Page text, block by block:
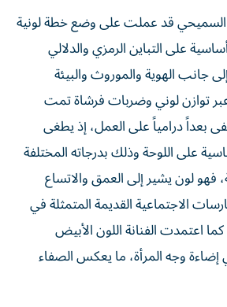
قد عملت على وضع خطة لونية
على التباين الرمزي والدلالي
جانب الهوية والموروث والبيئة
توازن لوني وضربات فرشاة تمت
بعداً درامياً على العمل، إذ يطغى
على اللوحة وذلك بدرجاته المختلفة
فهو لون يشير إلى العمق والاتساع
الاجتماعية القديمة المتمثلة في
اعتمدت الفنانة اللون الأبيض
إضاءة وجه المرأة، ما يعكس الصفاء